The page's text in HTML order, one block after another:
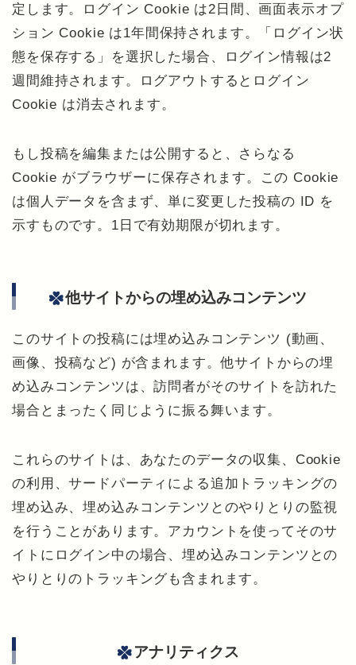
定します。ログイン Cookie は2日間、画面表示オプ
ション Cookie は1年間保持されます。「ログイン状
態を保存する」を選択した場合、ログイン情報は2
週間維持されます。ログアウトするとログイン
Cookie は消去されます。
もし投稿を編集または公開すると、さらなる
Cookie がブラウザーに保存されます。この Cookie
は個人データを含まず、単に変更した投稿の ID を
示すものです。1日で有効期限が切れます。
他サイトからの埋め込みコンテンツ
このサイトの投稿には埋め込みコンテンツ (動画、
画像、投稿など) が含まれます。他サイトからの埋
め込みコンテンツは、訪問者がそのサイトを訪れた
場合とまったく同じように振る舞います。
これらのサイトは、あなたのデータの収集、Cookie
の利用、サードパーティによる追加トラッキングの
埋め込み、埋め込みコンテンツとのやりとりの監視
を行うことがあります。アカウントを使ってそのサ
イトにログイン中の場合、埋め込みコンテンツとの
やりとりのトラッキングも含まれます。
アナリティクス